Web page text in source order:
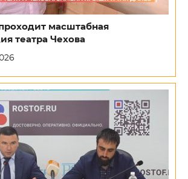
масштабная
театра Чехова